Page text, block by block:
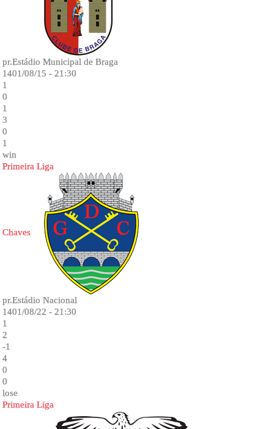
pr.Estádio Municipal de Braga
1401/08/15 - 21:30
1
0
1
3
0
1
win
Primeira Liga
Chaves
pr.Estádio Nacional
1401/08/22 - 21:30
1
2
-1
4
0
0
lose
Primeira Liga